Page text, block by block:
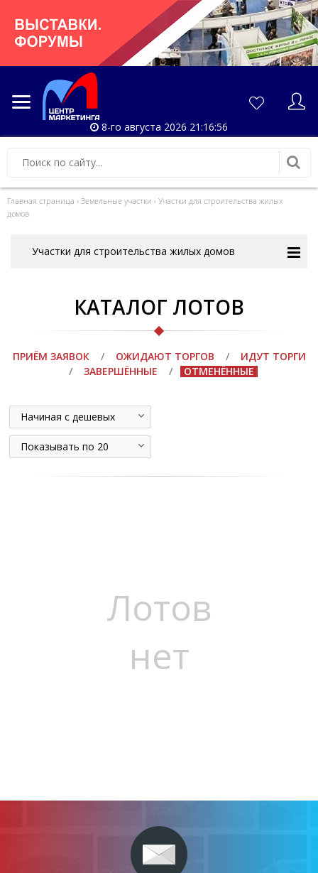
8-го августа 2026 21:16:57
Главная страница › Земельные участки › Участки для строительства жилых
домов
Участки для строительства жилых домов
КАТАЛОГ ЛОТОВ
ПРИЁМ ЗАЯВОК / ОЖИДАЮТ ТОРГОВ /
ИДУТ ТОРГИ
/
ЗАВЕРШЁННЫЕ / ОТМЕНЁННЫЕ
Начиная с дешевых
Показывать по 20
Лотов
нет